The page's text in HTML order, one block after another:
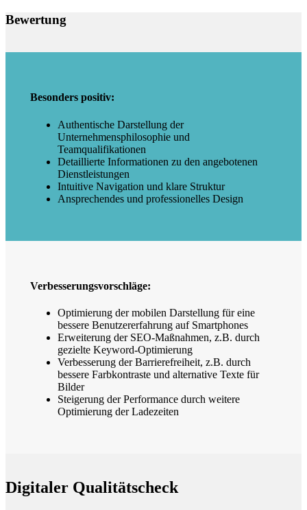
Bewertung
Besonders positiv:
Authentische Darstellung der
Unternehmensphilosophie und
Teamqualifikationen
Detaillierte Informationen zu den angebotenen
Dienstleistungen
Intuitive Navigation und klare Struktur
Ansprechendes und professionelles Design
Verbesserungsvorschläge:
Optimierung der mobilen Darstellung für eine
bessere Benutzererfahrung auf Smartphones
Erweiterung der SEO-Maßnahmen, z.B. durch
gezielte Keyword-Optimierung
Verbesserung der Barrierefreiheit, z.B. durch
bessere Farbkontraste und alternative Texte für
Bilder
Steigerung der Performance durch weitere
Optimierung der Ladezeiten
Digitaler Qualitätscheck